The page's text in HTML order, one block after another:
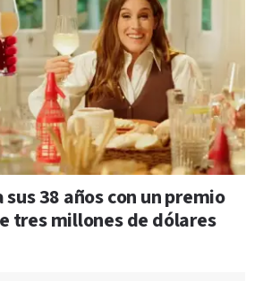
sus 38 años con un premio
tres millones de dólares